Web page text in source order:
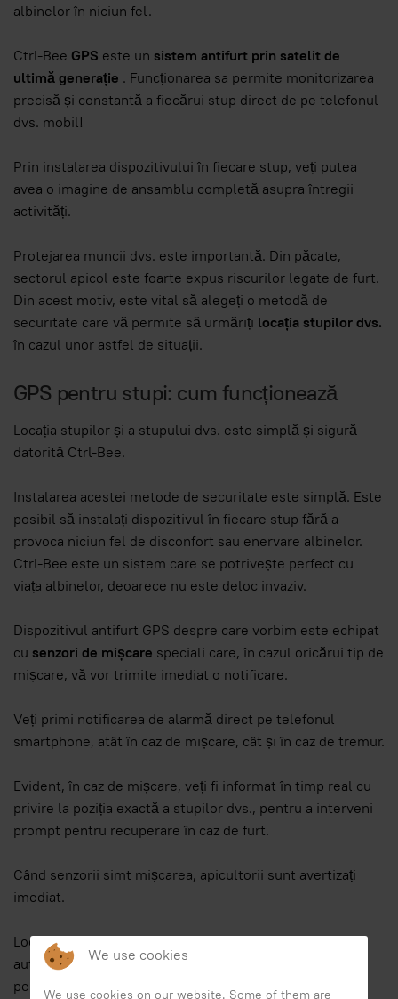
albinelor în niciun fel.
Ctrl-Bee GPS este un sistem antifurt prin satelit de
ultimă generație . Funcționarea sa permite monitorizarea
precisă și constantă a fiecărui stup direct de pe telefonul
dvs. mobil!
Prin instalarea dispozitivului în fiecare stup, veți putea
avea o imagine de ansamblu completă asupra întregii
activități.
Protejarea muncii dvs. este importantă. Din păcate,
sectorul apicol este foarte expus riscurilor legate de furt.
Din acest motiv, este vital să alegeți o metodă de
securitate care vă permite să urmăriți locația stupilor dvs.
în cazul unor astfel de situații.
GPS pentru stupi: cum funcționează
Locația stupilor și a stupului dvs. este simplă și sigură
datorită Ctrl-Bee.
Instalarea acestei metode de securitate este simplă. Este
posibil să instalați dispozitivul în fiecare stup fără a
provoca niciun fel de disconfort sau enervare albinelor.
Ctrl-Bee este un sistem care se potrivește perfect cu
viața albinelor, deoarece nu este deloc invaziv.
Dispozitivul antifurt GPS despre care vorbim este echipat
cu senzori de mișcare speciali care, în cazul oricărui tip de
mișcare, vă vor trimite imediat o notificare.
Veți primi notificarea de alarmă direct pe telefonul
smartphone, atât în ​​caz de mișcare, cât și în caz de tremur.
Evident, în caz de mișcare, veți fi informat în timp real cu
privire la poziția exactă a stupilor dvs., pentru a interveni
prompt pentru recuperare în caz de furt.
Când senzorii simt mișcarea, apicultorii sunt avertizați
imediat.
Localizarea prin GPS este întotdeauna activă, iar
autonomia energetică a dispozitivului poate acoperi o
perioadă foarte lungă de timp. Durata de viață a bateriei
We use cookies
We use cookies on our website. Some of them are